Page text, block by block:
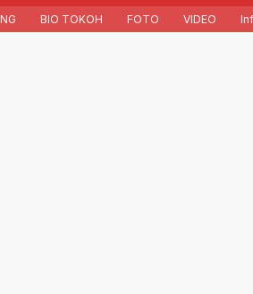
BIO TOKOH FOTO VIDEO